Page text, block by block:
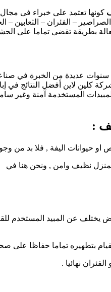
كونها تعتمد على خبراء فى
– الفئران –
بطريقة تقضى تماما
سنوات عديدة من الخبرة في
لاين أفضل النتائج في
المستخدمة آمنة وغير
:
حيوانات اليفة , فلا بد من
نظيف وامن , ونحن هنا في
يختلف عن المبيد